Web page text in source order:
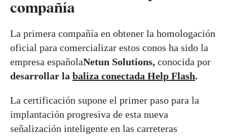
compañía
La primera compañía en obtener la homologación
oficial para comercializar estos conos ha sido la
empresa españolaNetun Solutions, conocida por
desarrollar la baliza conectada Help Flash.
La certificación supone el primer paso para la
implantación progresiva de esta nueva
señalización inteligente en las carreteras